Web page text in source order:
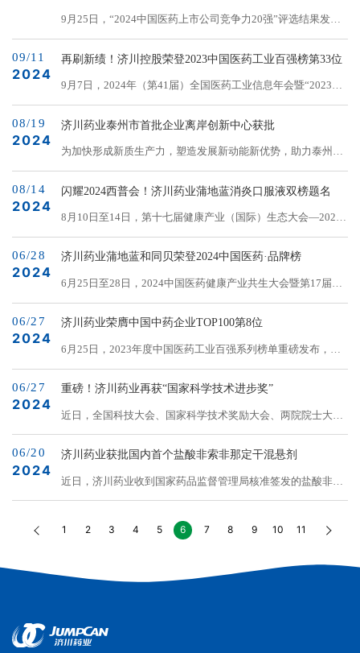
品牌榜。品牌榜奖杯↑本次万艋会主题为“未来药房诞生记&rd...
9月25日，“2024中国医药上市公司竞争力20强”评选结果发
布，本次评选由中国医药企业管理协会主办，从2009年开始已
连续举办16届，极具行业影响力。A股上市公司济川药业蝉联
榜单，彰显出其在医药市场上良好的可持续发展竞争力，潜力
09/11
2024
再刷新绩！济川控股荣登2023中国医药工业百强榜第33位
9月7日，2024年（第41届）全国医药工业信息年会暨“2023年
度中国医药工业百强榜单发布会”在成都召开，大会期间发布
了“2023年度中国医药工业百强榜”，江苏济川控股集团荣登榜
单第33位，较去年上升2位。全国医药工业信息年会是把脉中
08/19
2024
济川药业泰州市首批企业离岸创新中心获批
为加快形成新质生产力，塑造发展新动能新优势，助力泰州市
经济社会高质量发展，泰州市科技局于近日公布，认定济川药
业集团申报的济川（上海）医学科技有限公司为泰州市首批企
业离岸创新中心。济川（上海）医学将在建设运营、项目申
新中心入职的研发人才将视同泰州本地员工，同等享受泰州市
基地，旨在推动本土企业与先进地区科技资源的深度融合，加
速科技...
08/14
2024
闪耀2024西普会！济川药业蒲地蓝消炎口服液双榜题名
8月10日至14日，第十七届健康产业（国际）生态大会—2024
西普会在海南博鳌盛大开幕，大会重磅颁发了一系列行业瞩目
奖项，济川药业独家剂型品种蒲地蓝消炎口服液表现卓越，成
功双榜题名，荣膺“2024健康产业品牌榜”“2024健康产业品牌
耀西普会西普会是中国健康产业规模最大、影响力最强的前
06/28
2024
济川药业蒲地蓝和同贝荣登2024中国医药·品牌榜
6月25日至28日，2024中国医药健康产业共生大会暨第17届米
思会隆重举办。会上重磅发布“2024中国医药·品牌榜”评选结
果，济川药业蒲地蓝消炎口服液、小儿豉翘清热颗粒（同贝）
凭借卓越的品牌口碑荣登榜单。米思会作为一年一度医药健康
百强连锁以及省域20强龙头连锁、医药工业百强系列、院内外
主...
06/27
2024
济川药业荣膺中国中药企业TOP100第8位
6月25日，2023年度中国医药工业百强系列榜单重磅发布，济
川药业集团凭借在中医药传承创新发展中取得的显著成绩，荣
登“中国中药企业TOP100”第8位，进一步彰显了企业在医药行
榜企业皆为软硬实力兼具的行业优秀制药企业。&nb...
06/27
2024
重磅！济川药业再获“国家科学技术进步奖”
近日，全国科技大会、国家科学技术奖励大会、两院院士大会
在北京隆重召开。大会对2023年度国家科学技术进步奖获得者
进行了表彰，济川药业集团及项目共同完成人济川控股董事长
技术及应用”（以下简称项目），是中医药领域仅有的5个获奖
06/20
2024
济川药业获批国内首个盐酸非索非那定干混悬剂
近日，济川药业收到国家药品监督管理局核准签发的盐酸非索
非那定干混悬剂30mg和15mg两种规格的《药品注册证书》
（证书编号：2024S01128和2024S01129），是国内首个获批
非索非那定干混悬剂型的药企，为患者提供更好的用药选择。
炎、慢性特发性荨麻疹的相关症状，已视同通过仿制药质量和
1 2 3 4 5 6 7 8 9 10 11